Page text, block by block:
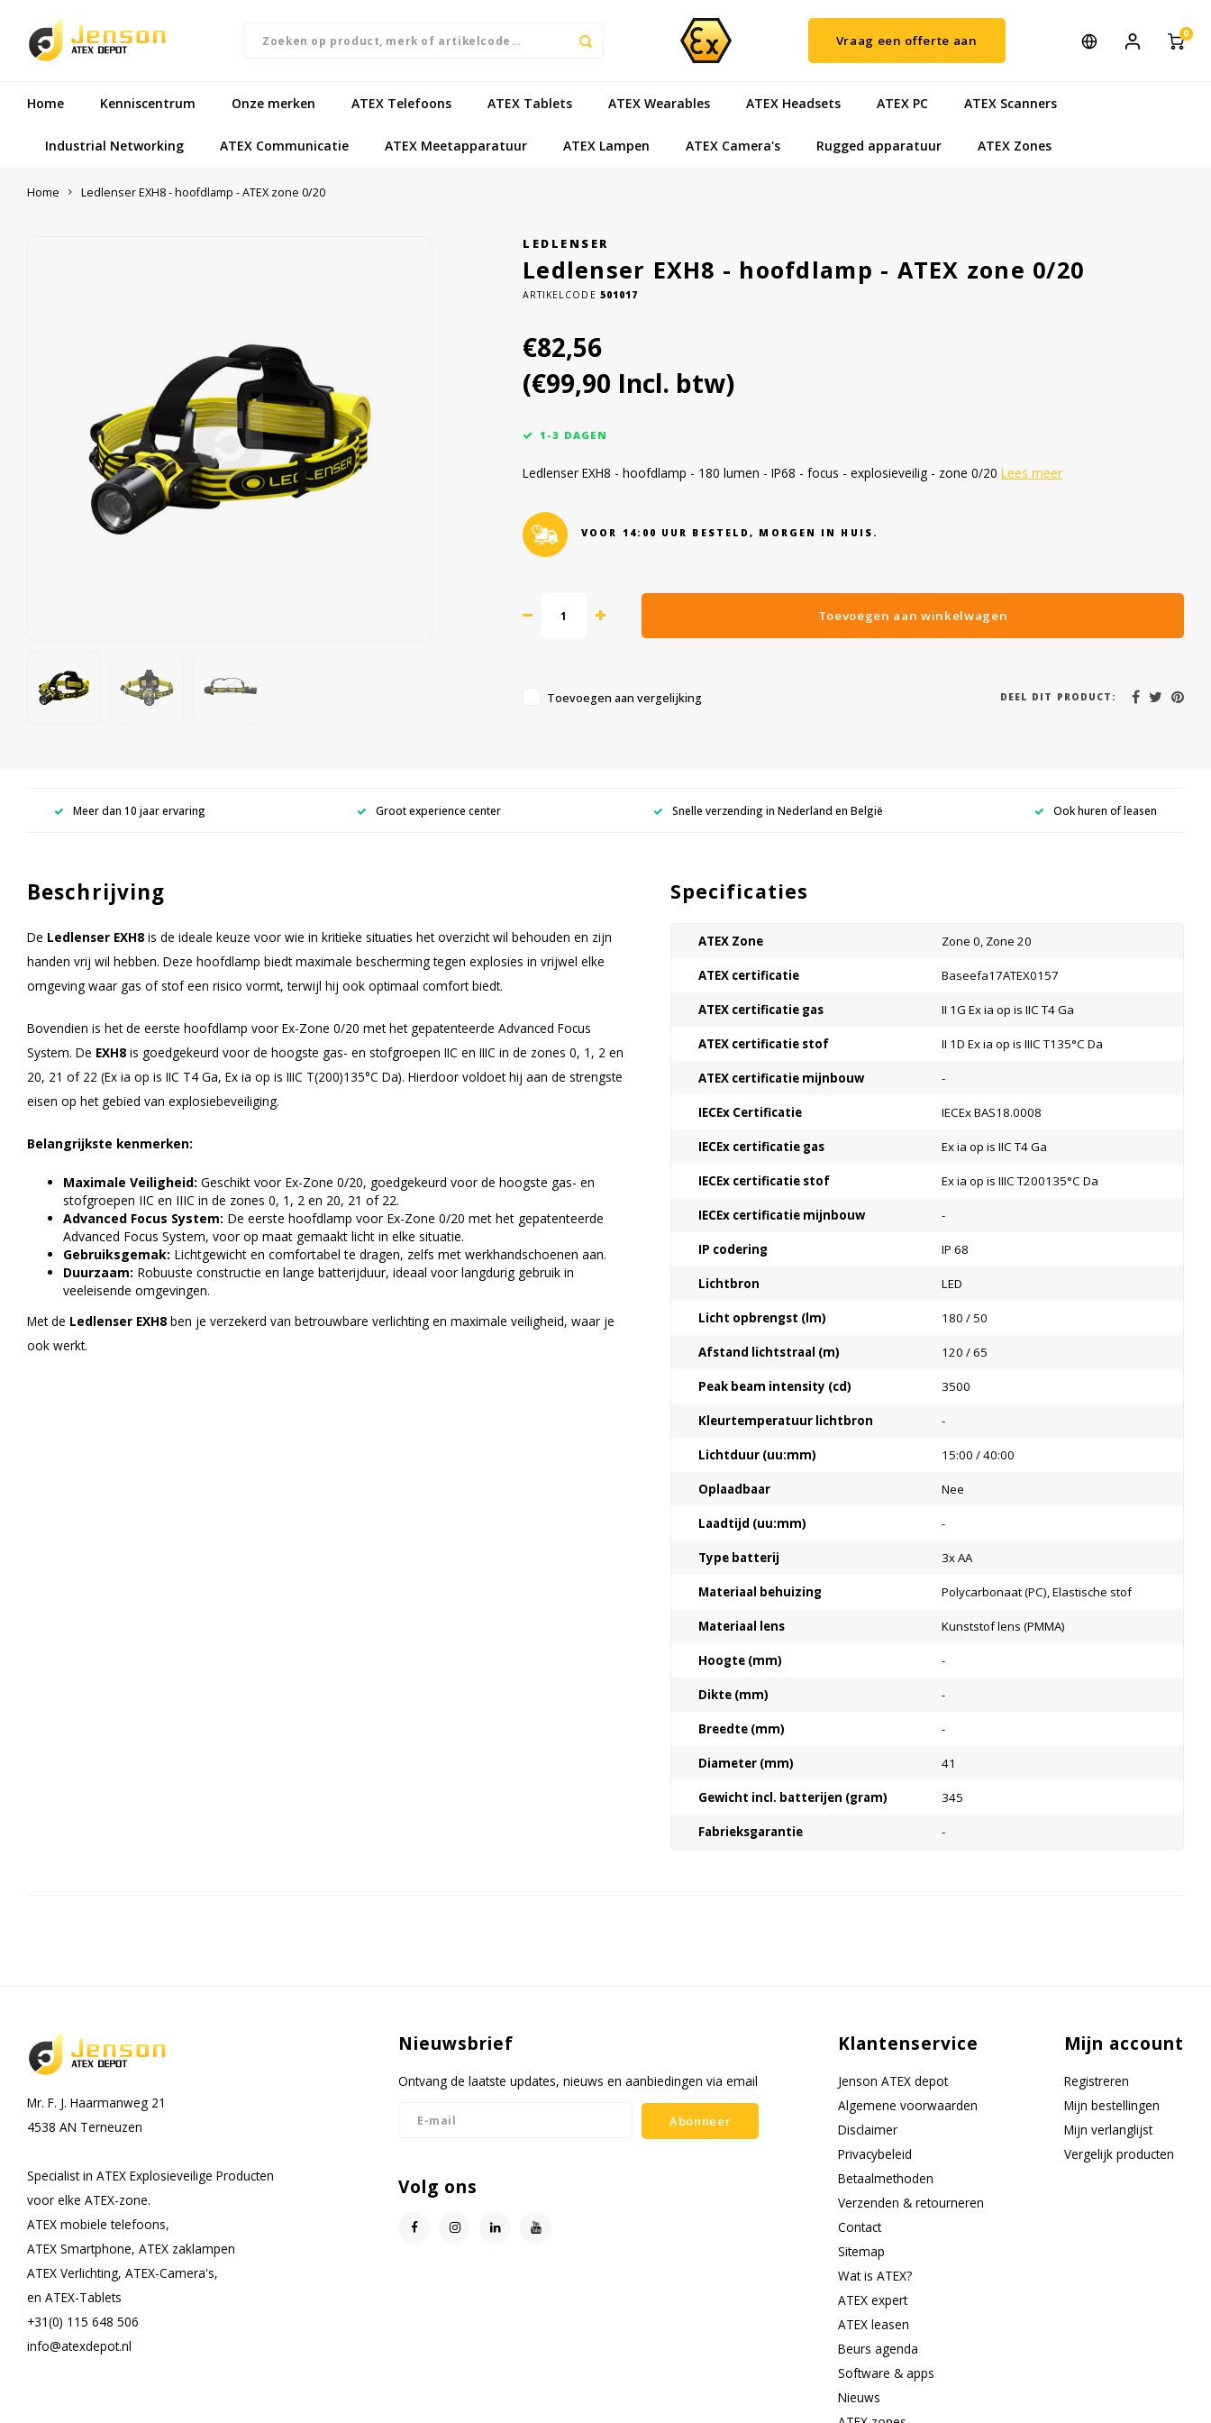
Vraag een offerte aan 0
Home Kenniscentrum Onze merken ATEX Telefoons ATEX Tablets ATEX Wearables ATEX Headsets ATEX PC ATEX Scanners
Industrial Networking ATEX Communicatie ATEX Meetapparatuur ATEX Lampen ATEX Camera's Rugged apparatuur ATEX Zones
Home Ledlenser EXH8 - hoofdlamp - ATEX zone 0/20
LEDLENSER
Ledlenser EXH8 - hoofdlamp - ATEX zone 0/20
ARTIKELCODE 501017
€82,56
(€99,90 Incl. btw)
1-3 DAGEN
Ledlenser EXH8 - hoofdlamp - 180 lumen - IP68 - focus - explosieveilig - zone 0/20 Lees meer
VOOR 14:00 UUR BESTELD, MORGEN IN HUIS.
Toevoegen aan winkelwagen
Toevoegen aan vergelijking DEEL DIT PRODUCT:
Meer dan 10 jaar ervaring Groot experience center Snelle verzending in Nederland en België Ook huren of leasen
Beschrijving
De Ledlenser EXH8 is de ideale keuze voor wie in kritieke situaties het overzicht wil behouden en zijn
handen vrij wil hebben. Deze hoofdlamp biedt maximale bescherming tegen explosies in vrijwel elke
omgeving waar gas of stof een risico vormt, terwijl hij ook optimaal comfort biedt.
Bovendien is het de eerste hoofdlamp voor Ex-Zone 0/20 met het gepatenteerde Advanced Focus
System. De EXH8 is goedgekeurd voor de hoogste gas- en stofgroepen IIC en IIIC in de zones 0, 1, 2 en
20, 21 of 22 (Ex ia op is IIC T4 Ga, Ex ia op is IIIC T(200)135°C Da). Hierdoor voldoet hij aan de strengste
eisen op het gebied van explosiebeveiliging.
Belangrijkste kenmerken:
Maximale Veiligheid: Geschikt voor Ex-Zone 0/20, goedgekeurd voor de hoogste gas- en
stofgroepen IIC en IIIC in de zones 0, 1, 2 en 20, 21 of 22.
Advanced Focus System: De eerste hoofdlamp voor Ex-Zone 0/20 met het gepatenteerde
Advanced Focus System, voor op maat gemaakt licht in elke situatie.
Gebruiksgemak: Lichtgewicht en comfortabel te dragen, zelfs met werkhandschoenen aan.
Duurzaam: Robuuste constructie en lange batterijduur, ideaal voor langdurig gebruik in
veeleisende omgevingen.
Met de Ledlenser EXH8 ben je verzekerd van betrouwbare verlichting en maximale veiligheid, waar je
ook werkt.
Specificaties
ATEX Zone Zone 0, Zone 20
ATEX certificatie Baseefa17ATEX0157
ATEX certificatie gas II 1G Ex ia op is IIC T4 Ga
ATEX certificatie stof II 1D Ex ia op is IIIC T135°C Da
ATEX certificatie mijnbouw -
IECEx Certificatie IECEx BAS18.0008
IECEx certificatie gas Ex ia op is IIC T4 Ga
IECEx certificatie stof Ex ia op is IIIC T200135°C Da
IECEx certificatie mijnbouw -
IP codering IP 68
Lichtbron LED
Licht opbrengst (lm) 180 / 50
Afstand lichtstraal (m) 120 / 65
Peak beam intensity (cd) 3500
Kleurtemperatuur lichtbron -
Lichtduur (uu:mm) 15:00 / 40:00
Oplaadbaar Nee
Laadtijd (uu:mm) -
Type batterij 3x AA
Materiaal behuizing Polycarbonaat (PC), Elastische stof
Materiaal lens Kunststof lens (PMMA)
Hoogte (mm) -
Dikte (mm) -
Breedte (mm) -
Diameter (mm) 41
Gewicht incl. batterijen (gram) 345
Fabrieksgarantie -
Mr. F. J. Haarmanweg 21
4538 AN Terneuzen
Specialist in ATEX Explosieveilige Producten
voor elke ATEX-zone.
ATEX mobiele telefoons,
ATEX Smartphone, ATEX zaklampen
ATEX Verlichting, ATEX-Camera's,
en ATEX-Tablets
+31(0) 115 648 506
info@atexdepot.nl
Nieuwsbrief
Ontvang de laatste updates, nieuws en aanbiedingen via email
Abonneer
Volg ons
Klantenservice
Jenson ATEX depot
Algemene voorwaarden
Disclaimer
Privacybeleid
Betaalmethoden
Verzenden & retourneren
Contact
Sitemap
Wat is ATEX?
ATEX expert
ATEX leasen
Beurs agenda
Software & apps
Nieuws
Mijn account
Registreren
Mijn bestellingen
Mijn verlanglijst
Vergelijk producten